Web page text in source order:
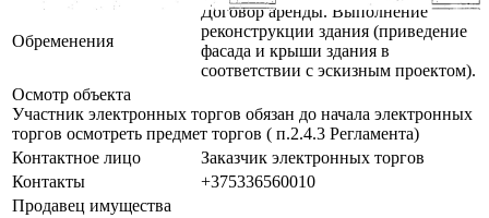
Обременения
Договор аренды. Выполнение
реконструкции здания (приведение
фасада и крыши здания в
соответствии с эскизным проектом).
Осмотр объекта
Участник электронных торгов обязан до начала электронных
торгов осмотреть предмет торгов ( п.2.4.3 Регламента)
Контактное лицо
Заказчик электронных торгов
Контакты
+375336560010
Продавец имущества